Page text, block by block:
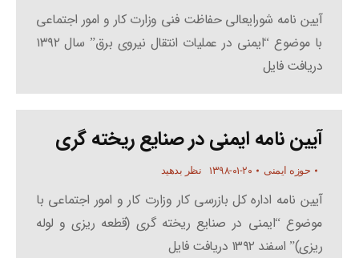
آیین نامه شورایعالی حفاظت فنی وزارت کار و امور اجتماعی
با موضوع “ایمنی در عملیات انتقال نیروی برق” سال ۱۳۹۲
دریافت فایل
آیین نامه ایمنی در صنایع ریخته گری
حوزه ایمنی ۱۳۹۸-۰۱-۲۰ نظر بدهید
آیین نامه اداره کل بازرسی کار وزارت کار و امور اجتماعی با
موضوع “ایمنی در صنایع ریخته گری (قطعه ریزی و لوله
ریزی)” اسفند ۱۳۹۲ دریافت فایل